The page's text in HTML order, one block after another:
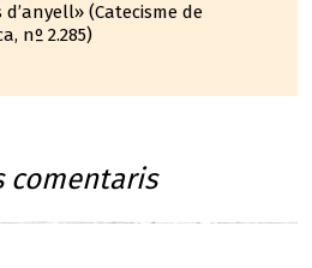
(Catecisme de
nº 2.285)
comentaris